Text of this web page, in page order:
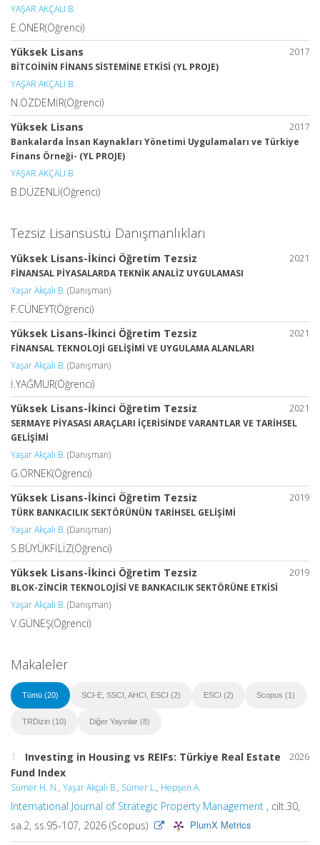
YAŞAR AKÇALI B.
E.ÖNER(Öğrenci)
2017
Yüksek Lisans
BİTCOİNİN FİNANS SİSTEMİNE ETKİSİ (YL PROJE)
YAŞAR AKÇALI B.
N.ÖZDEMİR(Öğrenci)
2017
Yüksek Lisans
Bankalarda İnsan Kaynakları Yönetimi Uygulamaları ve Türkiye
Finans Örneği- (YL PROJE)
YAŞAR AKÇALI B.
B.DÜZENLİ(Öğrenci)
Tezsiz Lisansüstü Danışmanlıkları
2021
Yüksek Lisans-İkinci Öğretim Tezsiz
FİNANSAL PİYASALARDA TEKNİK ANALİZ UYGULAMASI
Yaşar Akçalı B. (Danışman)
F.CÜNEYT(Öğrenci)
2021
Yüksek Lisans-İkinci Öğretim Tezsiz
FİNANSAL TEKNOLOJİ GELİŞİMİ VE UYGULAMA ALANLARI
Yaşar Akçalı B. (Danışman)
İ.YAĞMUR(Öğrenci)
2021
Yüksek Lisans-İkinci Öğretim Tezsiz
SERMAYE PİYASASI ARAÇLARI İÇERİSİNDE VARANTLAR VE TARİHSEL
GELİŞİMİ
Yaşar Akçalı B. (Danışman)
G.ÖRNEK(Öğrenci)
2019
Yüksek Lisans-İkinci Öğretim Tezsiz
TÜRK BANKACILIK SEKTÖRÜNÜN TARİHSEL GELİŞİMİ
Yaşar Akçalı B. (Danışman)
S.BÜYÜKFİLİZ(Öğrenci)
2019
Yüksek Lisans-İkinci Öğretim Tezsiz
BLOK-ZİNCİR TEKNOLOJİSİ VE BANKACILIK SEKTÖRÜNE ETKİSİ
Yaşar Akçalı B. (Danışman)
V.GÜNEŞ(Öğrenci)
Makaleler
Tümü (20) SCI-E, SSCI, AHCI, ESCI (2) ESCI (2) Scopus (1)
TRDizin (10) Diğer Yayınlar (8)
2026
1. Investing in Housing vs REIFs: Türkiye Real Estate
Fund Index
Sümer H. N., Yaşar Akçalı B., Sümer L., Hepşen A.
International Journal of Strategic Property Management , cilt.30,
sa.2, ss.95-107, 2026 (Scopus)
PlumX Metrics